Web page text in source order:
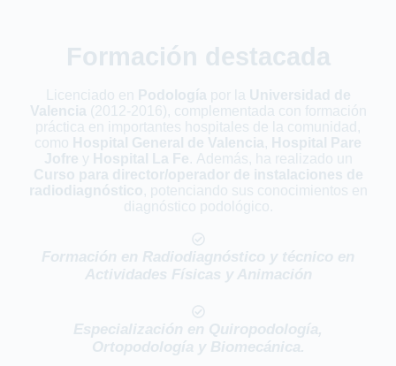
Formación destacada
Licenciado en Podología por la Universidad de
Valencia (2012-2016), complementada con formación
práctica en importantes hospitales de la comunidad,
como Hospital General de Valencia, Hospital Pare
Jofre y Hospital La Fe. Además, ha realizado un
Curso para director/operador de instalaciones de
radiodiagnóstico, potenciando sus conocimientos en
diagnóstico podológico.
Formación en Radiodiagnóstico y técnico en
Actividades Físicas y Animación
Especialización en Quiropodología,
Ortopodología y Biomecánica.